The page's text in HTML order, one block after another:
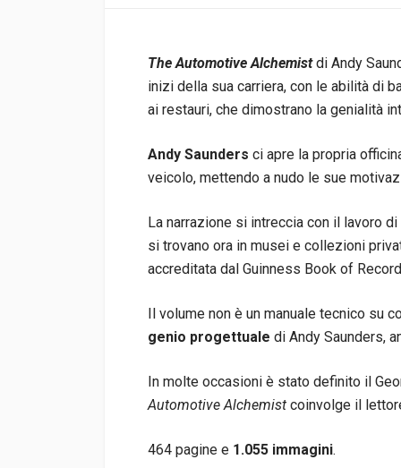
The Automotive Alchemistdi Andy
inizi della sua carriera, con le abilità di
ai restauri, che dimostrano la genialità
Andy Saunders ci apre la propria
veicolo, mettendo a nudo le sue
La narrazione si intreccia con il lavoro
si trovano ora in musei e collezioni
accreditata dal Guinness Book of
Il volume non è un manuale tecnico su
genio progettuale di Andy Saunders,
In molte occasioni è stato definito il
Automotive Alchemist coinvolge il
464 pagine e 1.055 immagini.